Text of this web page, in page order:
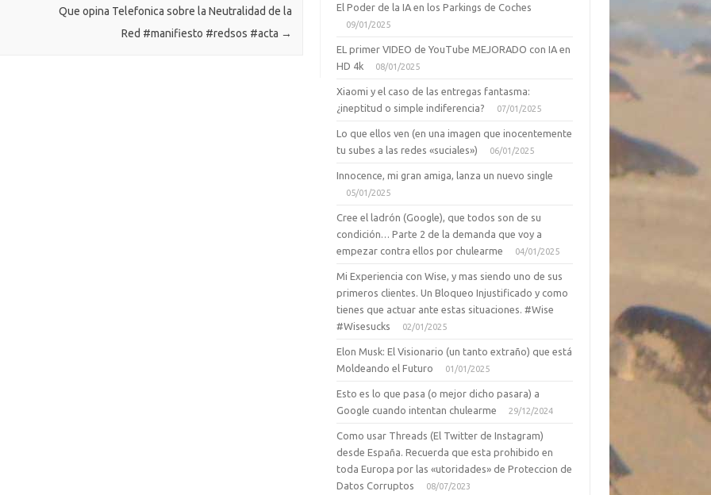
ik
Que opina Telefonica sobre la Neutralidad de la
Red #manifiesto #redsos #acta →
El Poder de la IA en los Parkings de Coches
09/01/2025
EL primer VIDEO de YouTube MEJORADO con IA en
HD 4k
08/01/2025
Xiaomi y el caso de las entregas fantasma:
¿ineptitud o simple indiferencia?
07/01/2025
Lo que ellos ven (en una imagen que inocentemente
tu subes a las redes «suciales»)
06/01/2025
Innocence, mi gran amiga, lanza un nuevo single
05/01/2025
Cree el ladrón (Google), que todos son de su
condición… Parte 2 de la demanda que voy a
empezar contra ellos por chulearme
04/01/2025
Mi Experiencia con Wise, y mas siendo uno de sus
primeros clientes. Un Bloqueo Injustificado y como
tienes que actuar ante estas situaciones. #Wise
#Wisesucks
02/01/2025
Elon Musk: El Visionario (un tanto extraño) que está
Moldeando el Futuro
01/01/2025
Esto es lo que pasa (o mejor dicho pasara) a
Google cuando intentan chulearme
29/12/2024
Como usar Threads (El Twitter de Instagram)
desde España. Recuerda que esta prohibido en
toda Europa por las «utoridades» de Proteccion de
Datos Corruptos
08/07/2023